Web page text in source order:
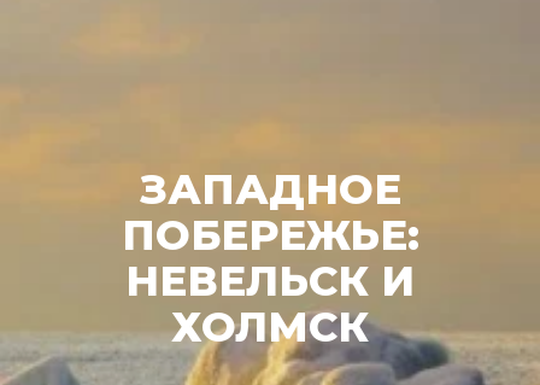
ЗАПАДНОЕ
ПОБЕРЕЖЬЕ:
НЕВЕЛЬСК И
ХОЛМСК